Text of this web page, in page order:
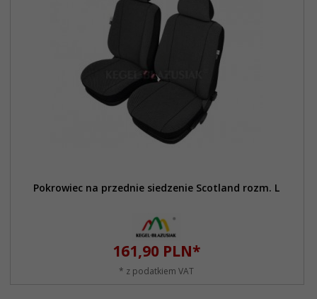
Pokrowiec na przednie siedzenie Scotland rozm. L
161,90 PLN*
* z podatkiem VAT